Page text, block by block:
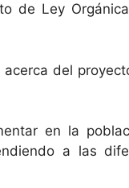
de Ley
del
en la
a las